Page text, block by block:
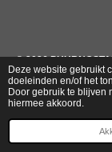
Deze website gebruikt
doeleinden en/of het
Door gebruik te blijven
hiermee akkoord.
© 2026